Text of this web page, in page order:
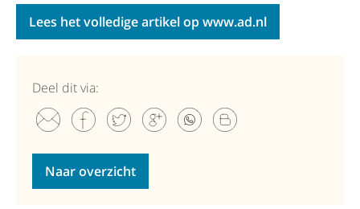
Lees het volledige artikel op www.ad.nl
Deel dit via:
Naar overzicht